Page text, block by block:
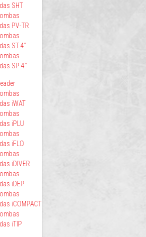
SHT
PV-TR
ST 4"
SP 4"
iWAT
iPLU
iFLO
iDIVER
iDEP
iCOMPACT
iTIP